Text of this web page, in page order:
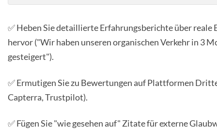
✅ Heben Sie detaillierte Erfahrungsberichte über reale
hervor ("Wir haben unseren organischen Verkehr in 3
gesteigert").
✅ Ermutigen Sie zu Bewertungen auf Plattformen
Capterra, Trustpilot).
✅ Fügen Sie "wie gesehen auf" Zitate für externe